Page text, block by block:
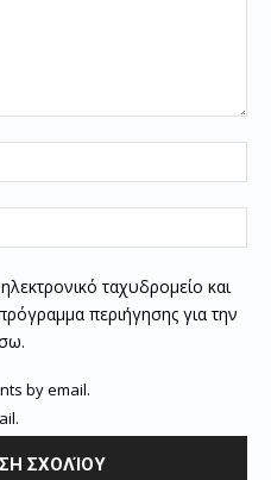
ταχυδρομείο και
περιήγησης για την
by email.